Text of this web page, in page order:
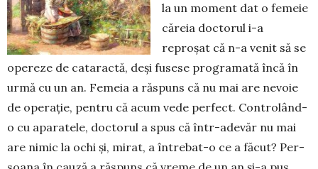
la un moment dat o femeie
căreia doctorul i-a
reproșat că n-a venit să se
opereze de cataractă, deși fusese programată încă în
urmă cu un an. Femeia a răspuns că nu mai are ne­voie
de operație, pentru că acum ve­de perfect. Con­tro­lând-
o cu apa­ra­tele, doctorul a spus că într-ade­văr nu mai
are nimic la ochi și, mirat, a în­trebat-o ce a făcut? Per­